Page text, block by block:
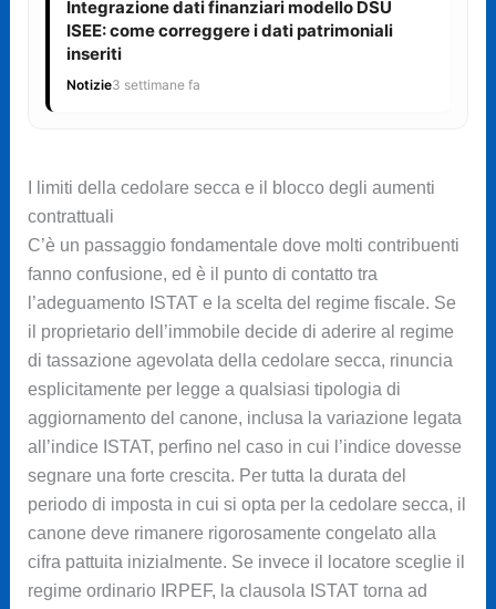
Integrazione dati finanziari modello DSU
ISEE: come correggere i dati patrimoniali
inseriti
Notizie3 settimane fa
I limiti della cedolare secca e il blocco degli aumenti
contrattuali
C’è un passaggio fondamentale dove molti contribuenti
fanno confusione, ed è il punto di contatto tra
l’adeguamento ISTAT e la scelta del regime fiscale. Se
il proprietario dell’immobile decide di aderire al regime
di tassazione agevolata della cedolare secca, rinuncia
esplicitamente per legge a qualsiasi tipologia di
aggiornamento del canone, inclusa la variazione legata
all’indice ISTAT, perfino nel caso in cui l’indice dovesse
segnare una forte crescita. Per tutta la durata del
periodo di imposta in cui si opta per la cedolare secca, il
canone deve rimanere rigorosamente congelato alla
cifra pattuita inizialmente. Se invece il locatore sceglie il
regime ordinario IRPEF, la clausola ISTAT torna ad